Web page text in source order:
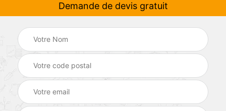
Demande de devis gratuit